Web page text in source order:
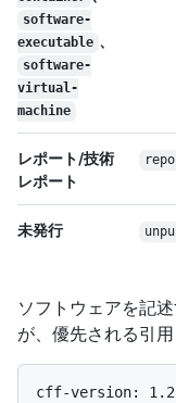
software-
executable 、
software-
virtual-
machine
レポート/技術
レポート
未発行
ソフトウェアを記
が、優先される引
cff-version: